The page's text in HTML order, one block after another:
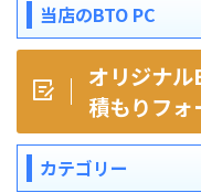
当店のBTO PC
オリジナ
積もりフォ
カテゴリー